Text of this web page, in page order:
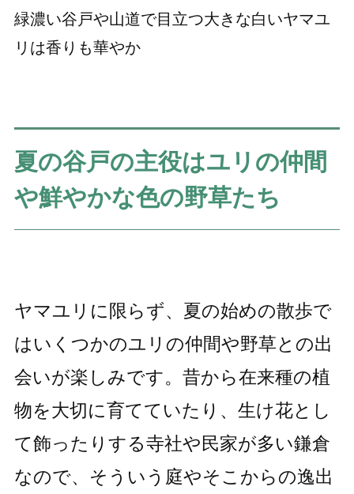
緑濃い谷戸や山道で目立つ大きな白いヤマユ
リは香りも華やか
夏の谷戸の主役はユリの仲間
や鮮やかな色の野草たち
ヤマユリに限らず、夏の始めの散歩で
はいくつかのユリの仲間や野草との出
会いが楽しみです。昔から在来種の植
物を大切に育てていたり、生け花とし
て飾ったりする寺社や民家が多い鎌倉
なので、そういう庭やそこからの逸出